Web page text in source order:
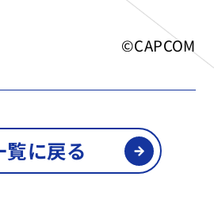
©CAPCOM
覧に戻る